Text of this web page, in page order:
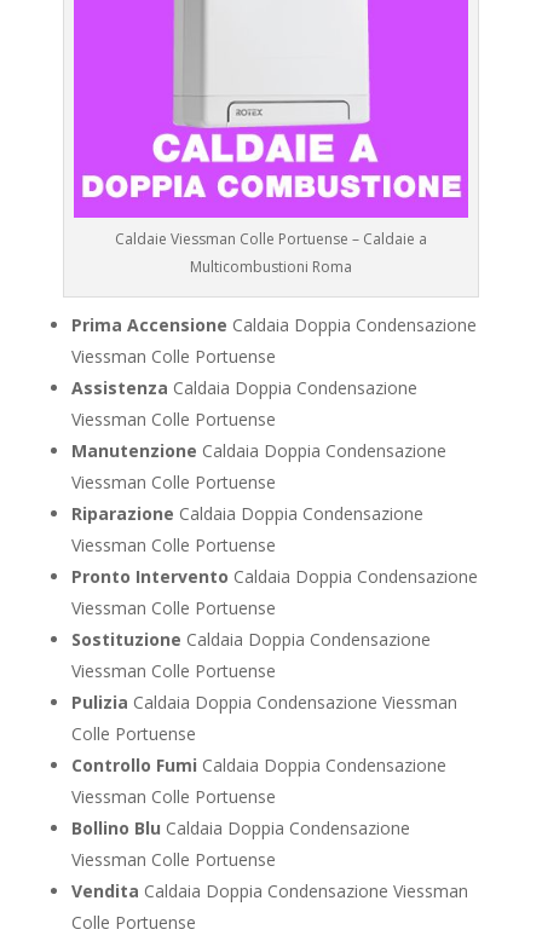
Caldaie Viessman Colle Portuense – Caldaie a
Multicombustioni Roma
Prima Accensione Caldaia Doppia Condensazione
Viessman Colle Portuense
Assistenza Caldaia Doppia Condensazione
Viessman Colle Portuense
Manutenzione Caldaia Doppia Condensazione
Viessman Colle Portuense
Riparazione Caldaia Doppia Condensazione
Viessman Colle Portuense
Pronto Intervento Caldaia Doppia Condensazione
Viessman Colle Portuense
Sostituzione Caldaia Doppia Condensazione
Viessman Colle Portuense
Pulizia Caldaia Doppia Condensazione Viessman
Colle Portuense
Controllo Fumi Caldaia Doppia Condensazione
Viessman Colle Portuense
Bollino Blu Caldaia Doppia Condensazione
Viessman Colle Portuense
Vendita Caldaia Doppia Condensazione Viessman
Colle Portuense